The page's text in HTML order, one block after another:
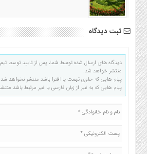
ثبت دیدگاه
دیدگاه های ارسال شده توسط شما، پس از تایید توسط
منتشر خواهد شد.
پیام هایی که حاوی تهمت یا افترا باشد منتشر نخواهد شد.
پیام هایی که به غیر از زبان فارسی یا غیر مرتبط باشد